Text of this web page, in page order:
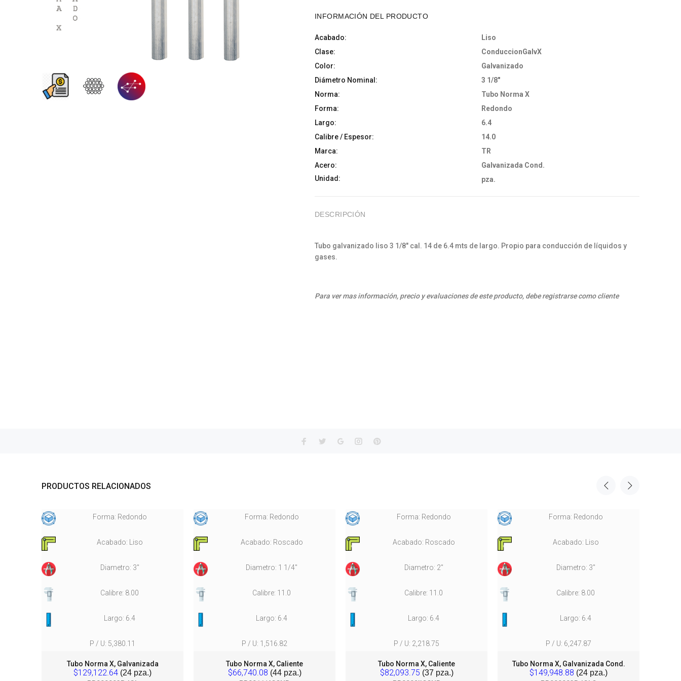
INFORMACIÓN DEL PRODUCTO
Acabado:
Liso
Clase:
ConduccionGalvX
Color:
Galvanizado
Diámetro Nominal:
3 1/8"
Norma:
Tubo Norma X
Forma:
Redondo
Largo:
6.4
Calibre / Espesor:
14.0
Marca:
TR
Acero:
Galvanizada Cond.
Unidad:
pza.
DESCRIPCIÓN
Tubo galvanizado liso 3 1/8" cal. 14 de 6.4 mts de largo. Propio para conducción de líquidos y
gases.
Para ver mas información, precio y evaluaciones de este producto, debe registrarse como cliente
PRODUCTOS RELACIONADOS
Forma: Redondo
Acabado: Liso
Diametro: 3"
Calibre: 8.00
Largo: 6.4
P / U: 5,380.11
Tubo Norma X, Galvanizada
$129,122.64 (24 pza.)
Forma: Redondo
Acabado: Roscado
Diametro: 1 1/4"
Calibre: 11.0
Largo: 6.4
P / U: 1,516.82
Tubo Norma X, Caliente
$66,740.08 (44 pza.)
Forma: Redondo
Acabado: Roscado
Diametro: 2"
Calibre: 11.0
Largo: 6.4
P / U: 2,218.75
Tubo Norma X, Caliente
$82,093.75 (37 pza.)
Forma: Redondo
Acabado: Liso
Diametro: 3"
Calibre: 8.00
Largo: 6.4
P / U: 6,247.87
Tubo Norma X, Galvanizada Cond.
$149,948.88 (24 pza.)